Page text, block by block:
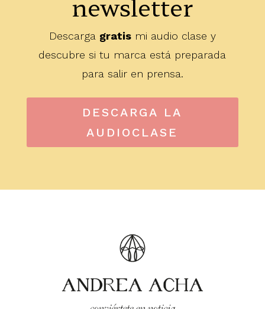
Descarga gratismi audio clase y
descubre si tu marca está preparada
para salir en prensa.
DESCARGA LA
AUDIOCLASE